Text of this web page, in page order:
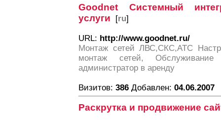
Goodnet Системный
услуги [ru]
URL: http://www.goodnet.ru/
Монтаж сетей ЛВС,СКС,АТС
монтаж сетей, Обслуживание
администратор в аренду
Визитов: 386 Добавлен: 04.06.2007
Раскрутка и продвижение